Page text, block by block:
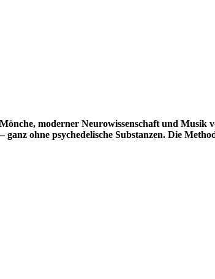
moderner Neurowissenschaft und Musik
ohne psychedelische Substanzen. Die